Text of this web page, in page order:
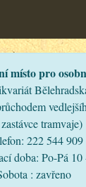
místo pro
tramvaje)
222 544 909
doba: Po-Pá 10
: zavřeno